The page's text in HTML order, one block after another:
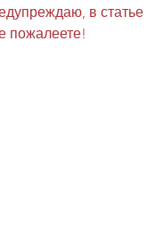
в статье
пожалеете!